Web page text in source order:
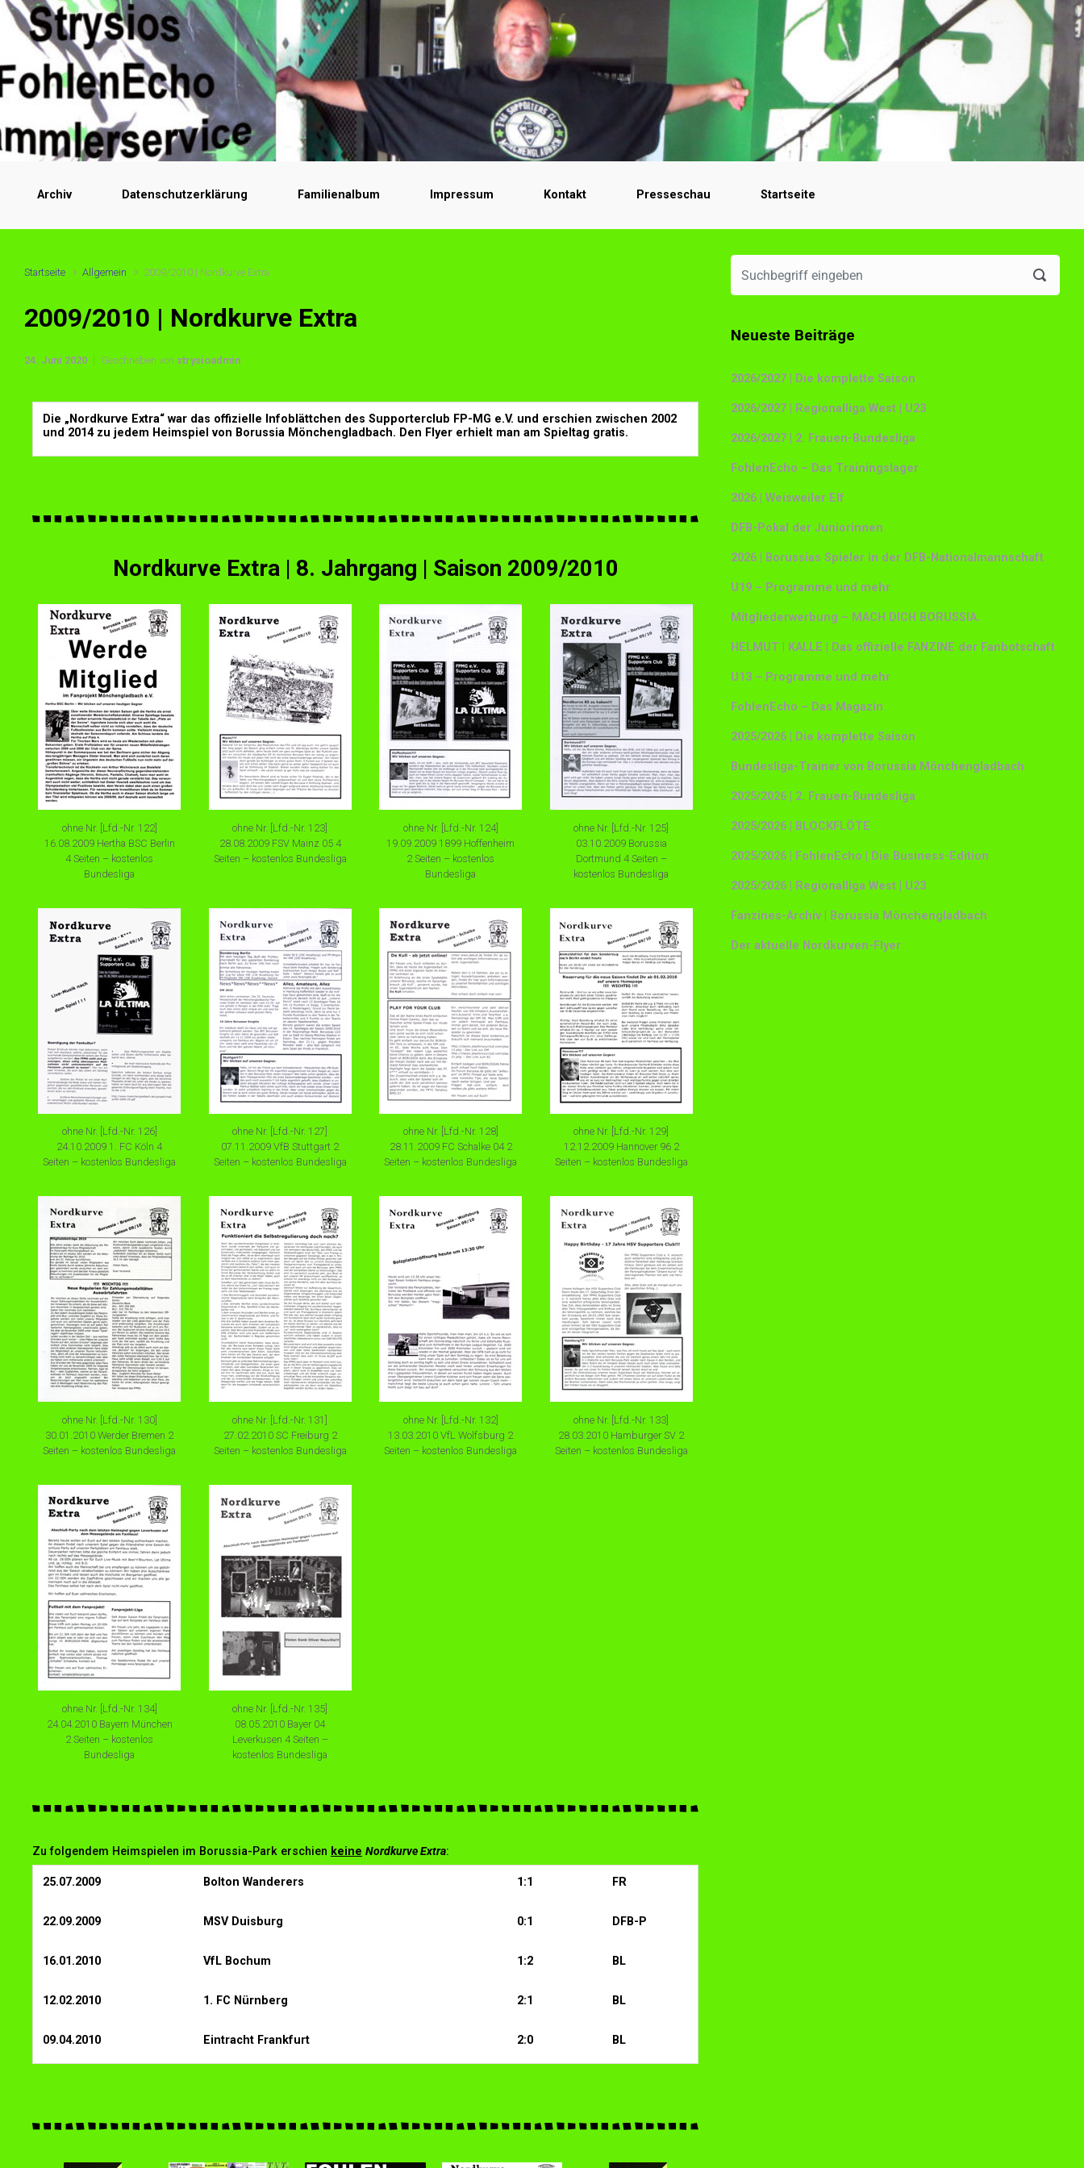
Archiv Datenschutzerklärung Familienalbum Impressum Kontakt Presseschau Startseite
Startseite Allgemein 2009/2010 | Nordkurve Extra
2009/2010 | Nordkurve Extra
24. Juni 2020 Geschrieben von strysioadmin
Die „Nordkurve Extra“ war das offizielle Infoblättchen des Supporterclub FP-MG e.V. und erschien zwischen 2002
und 2014 zu jedem Heimspiel von Borussia Mönchengladbach. Den Flyer erhielt man am Spieltag gratis.
Nordkurve Extra | 8. Jahrgang | Saison 2009/2010
ohne Nr. [Lfd.-Nr. 122]
16.08.2009 Hertha BSC Berlin
4 Seiten – kostenlos
Bundesliga
ohne Nr. [Lfd.-Nr. 123]
28.08.2009 FSV Mainz 05 4
Seiten – kostenlos Bundesliga
ohne Nr. [Lfd.-Nr. 124]
19.09.2009 1899 Hoffenheim
2 Seiten – kostenlos
Bundesliga
ohne Nr. [Lfd.-Nr. 125]
03.10.2009 Borussia
Dortmund 4 Seiten –
kostenlos Bundesliga
ohne Nr. [Lfd.-Nr. 126]
24.10.2009 1. FC Köln 4
Seiten – kostenlos Bundesliga
ohne Nr. [Lfd.-Nr. 127]
07.11.2009 VfB Stuttgart 2
Seiten – kostenlos Bundesliga
ohne Nr. [Lfd.-Nr. 128]
28.11.2009 FC Schalke 04 2
Seiten – kostenlos Bundesliga
ohne Nr. [Lfd.-Nr. 129]
12.12.2009 Hannover 96 2
Seiten – kostenlos Bundesliga
ohne Nr. [Lfd.-Nr. 130]
30.01.2010 Werder Bremen 2
Seiten – kostenlos Bundesliga
ohne Nr. [Lfd.-Nr. 131]
27.02.2010 SC Freiburg 2
Seiten – kostenlos Bundesliga
ohne Nr. [Lfd.-Nr. 132]
13.03.2010 VfL Wolfsburg 2
Seiten – kostenlos Bundesliga
ohne Nr. [Lfd.-Nr. 133]
28.03.2010 Hamburger SV 2
Seiten – kostenlos Bundesliga
ohne Nr. [Lfd.-Nr. 134]
24.04.2010 Bayern München
2 Seiten – kostenlos
Bundesliga
ohne Nr. [Lfd.-Nr. 135]
08.05.2010 Bayer 04
Leverkusen 4 Seiten –
kostenlos Bundesliga
Zu folgendem Heimspielen im Borussia-Park erschien keine Nordkurve Extra:
25.07.2009 Bolton Wanderers 1:1 FR
22.09.2009 MSV Duisburg 0:1 DFB-P
16.01.2010 VfL Bochum 1:2 BL
12.02.2010 1. FC Nürnberg 2:1 BL
09.04.2010 Eintracht Frankfurt 2:0 BL
Neueste Beiträge
2026/2027 | Die komplette Saison
2026/2027 | Regionalliga West | U23
2026/2027 | 2. Frauen-Bundesliga
FohlenEcho – Das Trainingslager
2026 | Weisweiler Elf
DFB-Pokal der Juniorinnen
2026 | Borussias Spieler in der DFB-Nationalmannschaft
U19 – Programme und mehr
Mitgliederwerbung – MACH DICH BORUSSIA.
HELMUT | KALLE | Das offizielle FANZINE der Fanbotschaft
U13 – Programme und mehr
FohlenEcho – Das Magazin
2025/2026 | Die komplette Saison
Bundesliga-Trainer von Borussia Mönchengladbach
2025/2026 | 2. Frauen-Bundesliga
2025/2026 | BLOCKFLÖTE
2025/2026 | FohlenEcho | Die Business-Edition
2025/2026 | Regionalliga West | U23
Fanzines-Archiv | Borussia Mönchengladbach
Der aktuelle Nordkurven-Flyer